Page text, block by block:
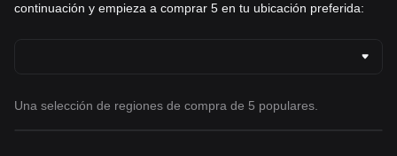
continuación y empieza a comprar 5 en tu ubicación preferida:
Una selección de regiones de compra de 5 populares.